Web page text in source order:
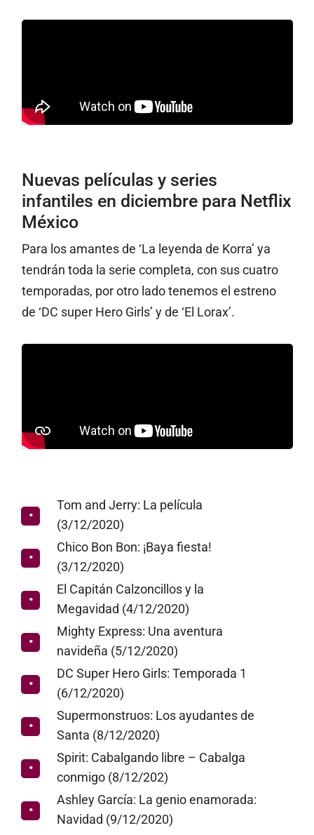
Nuevas películas y series
infantiles en diciembre para Netflix
México
Para los amantes de ‘La leyenda de Korra’ ya
tendrán toda la serie completa, con sus cuatro
temporadas, por otro lado tenemos el estreno
de ‘DC super Hero Girls’ y de ‘El Lorax’.
Tom and Jerry: La película
(3/12/2020)
Chico Bon Bon: ¡Baya fiesta!
(3/12/2020)
El Capitán Calzoncillos y la
Megavidad (4/12/2020)
Mighty Express: Una aventura
navideña (5/12/2020)
DC Super Hero Girls: Temporada 1
(6/12/2020)
Supermonstruos: Los ayudantes de
Santa (8/12/2020)
Spirit: Cabalgando libre – Cabalga
conmigo (8/12/202)
Ashley García: La genio enamorada:
Navidad (9/12/2020)